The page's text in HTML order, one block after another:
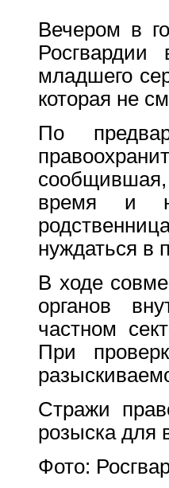
Вечером в
младшего
которая не
По
сообщившая,
время и
нуждаться в
В ходе
органов
частном
При
Стражи
розыска для
Фото: